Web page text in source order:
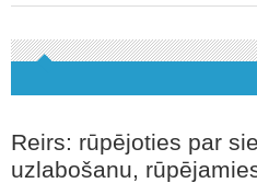
Reirs: rūpējoties par
uzlabošanu,